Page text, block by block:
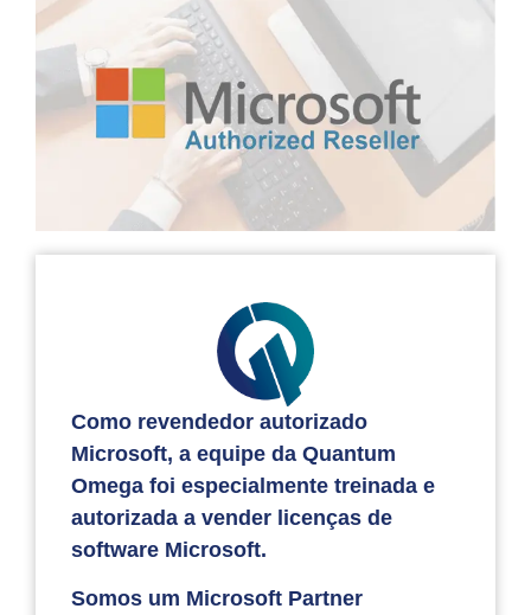
Como revendedor autorizado
Microsoft, a equipe da Quantum
Omega foi especialmente treinada e
autorizada a vender licenças de
software Microsoft.
Somos um Microsoft Partner